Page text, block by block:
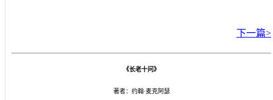
下一篇>
《长老十问》
著者：约翰·麦克阿瑟